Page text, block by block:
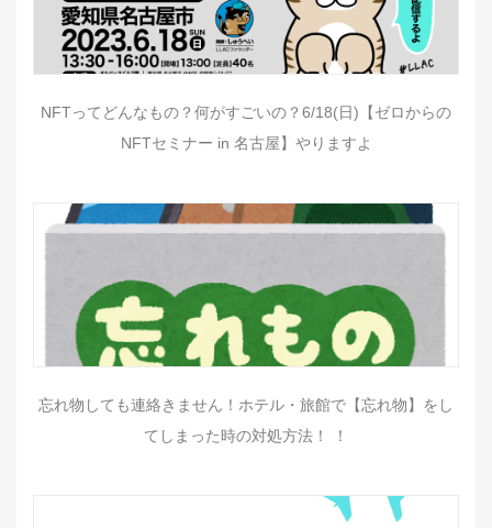
NFTってどんなもの？何がすごいの？6/18(日)【ゼロからの
NFTセミナー in 名古屋】やりますよ
忘れ物しても連絡きません！ホテル・旅館で【忘れ物】をし
てしまった時の対処方法！ ！